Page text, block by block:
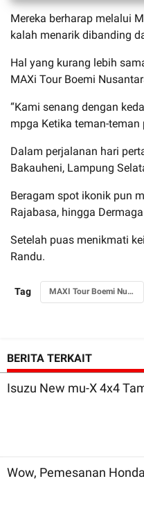
Mereka berharap melalui
kalah menarik dibanding
Hal yang kurang lebih
MAXi Tour Boemi
“Kami senang dengan
mpga Ketika teman-
Dalam perjalanan hari
Bakauheni, Lampung
Beragam spot ikonik pun
Rajabasa, hingga
Setelah puas menikmati
Randu.
Tag MAXI Tour Boemi Nusantara 2026
BERITA TERKAIT
Isuzu New mu-X 4x4
Wow, Pemesanan